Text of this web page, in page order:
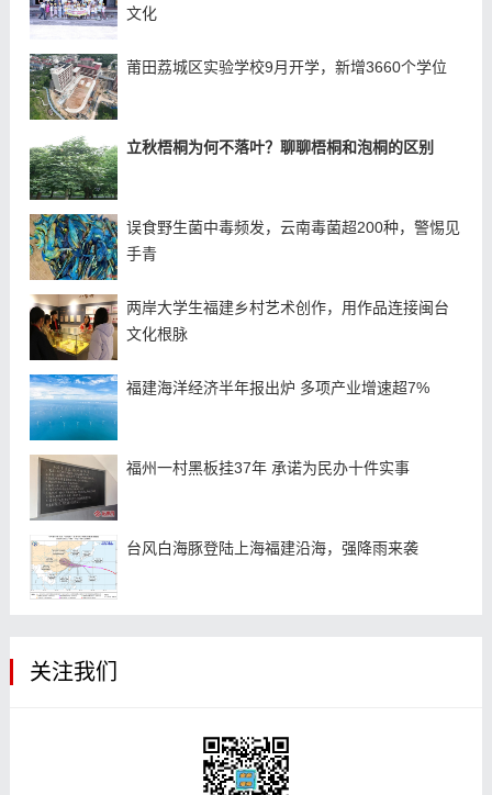
文化
莆田荔城区实验学校9月开学，新增3660个学位
立秋梧桐为何不落叶？聊聊梧桐和泡桐的区别
误食野生菌中毒频发，云南毒菌超200种，警惕见
手青
两岸大学生福建乡村艺术创作，用作品连接闽台
文化根脉
福建海洋经济半年报出炉 多项产业增速超7%
福州一村黑板挂37年 承诺为民办十件实事
台风白海豚登陆上海福建沿海，强降雨来袭
关注我们